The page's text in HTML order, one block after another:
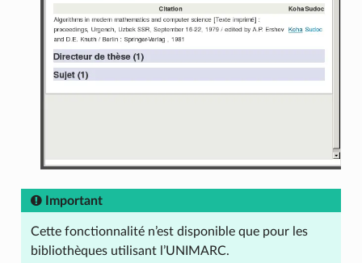
Important
Cette fonctionnalité n’est disponible que pour les
bibliothèques utilisant l’UNIMARC.